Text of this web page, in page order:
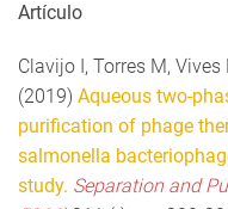
Artículo
Clavijo I, Torres M,
(2019) Aqueous two-
purification of phage
salmonella
study. Separation and